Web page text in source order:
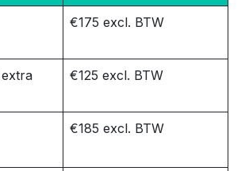
€175 excl. BTW
€125 excl. BTW
€185 excl. BTW